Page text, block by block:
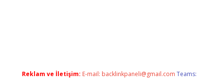
Reklam ve İletişim: E-mail: backlinkpaneli@gmail.com Teams: